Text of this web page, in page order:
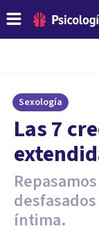
Sexología
​Las 7
íntima.